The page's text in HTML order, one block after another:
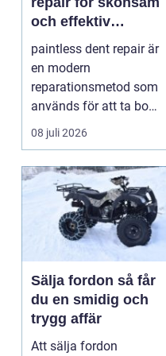
och effektiv
reparation av
bucklor
paintless dent repair är
en modern
reparationsmetod som
används för att ta bort
bucklor i bilplåt ut...
08 juli 2026
Sälja fordon så får
du en smidig och
trygg affär
Att sälja fordon